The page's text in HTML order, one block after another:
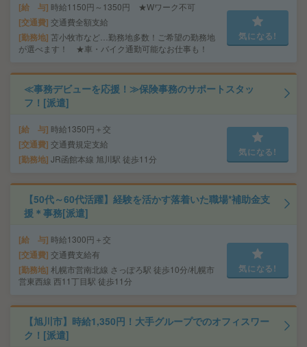
給 与 時給1150円～1350円 ★Wワーク不可
交通費 交通費全額支給
勤務地 苫小牧市など…勤務地多数！ご希望の勤務地
が選べます！ ★車・バイク通勤可能なお仕事も！
気になる!
≪事務デビューを応援！≫保険事務のサポートスタッ
フ！[派遣]
給 与 時給1350円＋交
交通費 交通費規定支給
勤務地 JR函館本線 旭川駅 徒歩11分
気になる!
【50代～60代活躍】経験を活かす落着いた職場*補助金支
援＊事務[派遣]
給 与 時給1300円＋交
交通費 交通費支給有
勤務地 札幌市営南北線 さっぽろ駅 徒歩10分/札幌市
営東西線 西11丁目駅 徒歩11分
気になる!
【旭川市】時給1,350円！大手グループでのオフィスワー
ク！[派遣]